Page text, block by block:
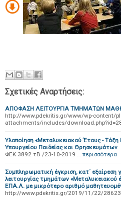
Σχετικές Αναρτήσεις:
ΑΠΟΦΑΣΗ ΛΕΙΤΟΥΡΓΙΑ ΤΜΗΜΑΤΩΝ
http://www.pdekritis.gr/www/wp-content/
attachments/includes/
Υλοποίηση «Μεταλυκειακού Έτους -
Υπουργείου Παιδείας και Θρησκευμάτων
ΦΕΚ 3892 τΒ /23-10-2019 … περισσότερα
Συμπληρωματική έγκριση, κατ΄ εξαίρεση
λειτουργίας τμημάτων «Μεταλυκειακού
ΕΠΑ.Λ. με μικρότερο αριθμό
http://www.pdekritis.gr/2019/11/22/